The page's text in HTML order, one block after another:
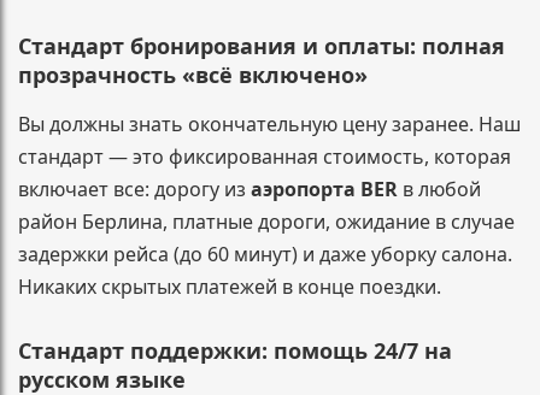
Стандарт бронирования и оплаты: полная
прозрачность «всё включено»
Вы должны знать окончательную цену заранее. Наш
стандарт — это фиксированная стоимость, которая
включает все: дорогу из аэропорта BER в любой
район Берлина, платные дороги, ожидание в случае
задержки рейса (до 60 минут) и даже уборку салона.
Никаких скрытых платежей в конце поездки.
Стандарт поддержки: помощь 24/7 на
русском языке